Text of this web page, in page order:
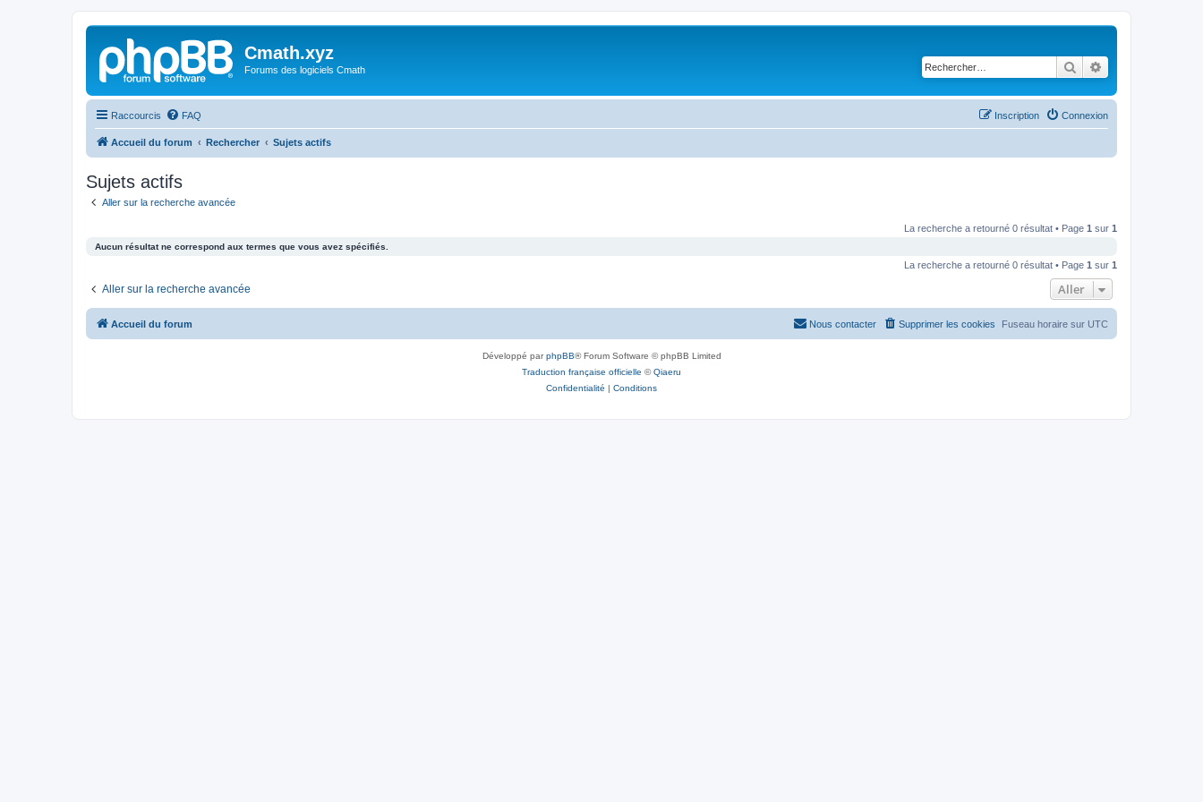
Cmath.xyz
Forums des logiciels Cmath Rechercher
Raccourcis FAQ Connexion
Inscription
Accueil du forum Rechercher Sujets actifs
Sujets actifs
Aller sur la recherche avancée
La recherche a retourné 0 résultat • Page 1 sur 1
Aucun résultat ne correspond aux termes que vous avez spécifiés.
La recherche a retourné 0 résultat • Page 1 sur 1
Aller sur la recherche avancée Aller
Accueil du forum Fuseau horaire sur UTC
Supprimer les cookies
Nous contacter
Développé parphpBB® Forum Software © phpBB Limited
Traduction française officielle ©Qiaeru
Confidentialité | Conditions